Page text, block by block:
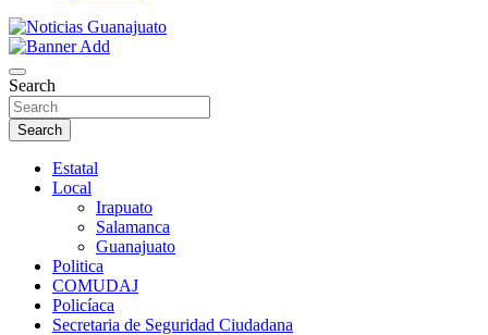
Noticias Guanajuato
Search
Search
Estatal
Local
Irapuato
Salamanca
Guanajuato
Politica
COMUDAJ
Policíaca
Secretaria de Seguridad Ciudadana